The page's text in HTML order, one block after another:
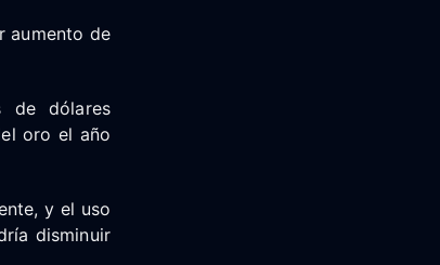
aumento de
de dólares
oro el año
y el uso
disminuir